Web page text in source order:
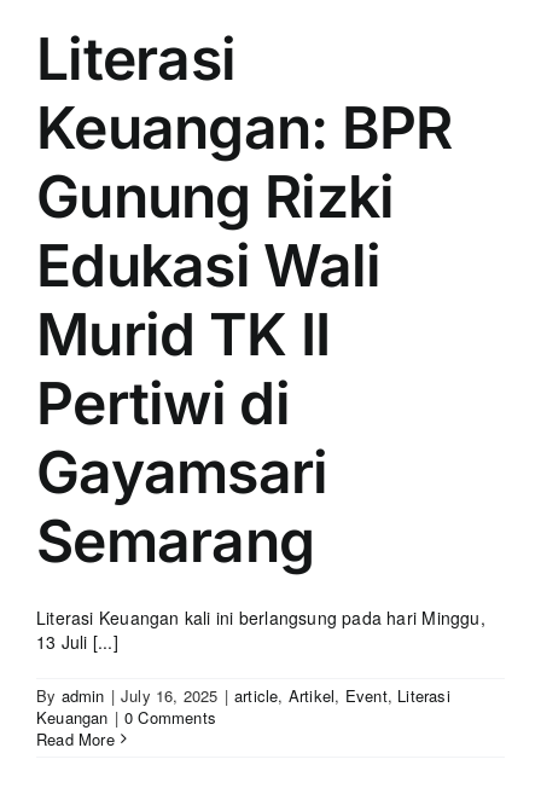
Literasi
Keuangan: BPR
Gunung Rizki
Edukasi Wali
Murid TK II
Pertiwi di
Gayamsari
Semarang
Literasi Keuangan kali ini berlangsung pada hari Minggu,
13 Juli [...]
By admin | July 16, 2025 | article, Artikel, Event, Literasi
Keuangan | 0 Comments
Read More